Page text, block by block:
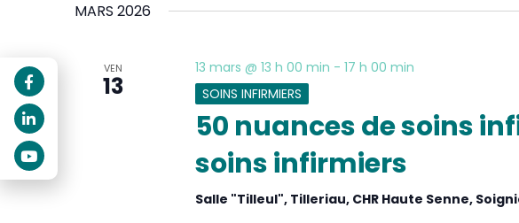
MARS 2026
VEN
13
13 mars @ 13 h 00 min - 17 h 00 min
SOINS INFIRMIERS
50 nuances de soins
soins infirmiers
Salle "Tilleul", Tilleriau, CHR Haute Senne,